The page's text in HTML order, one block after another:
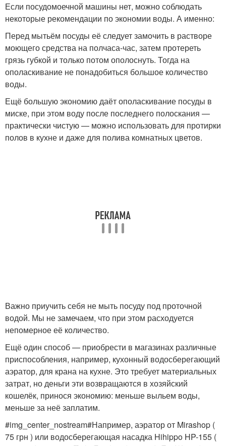
Если посудомоечной машины нет, можно соблюдать
некоторые рекомендации по экономии воды. А именно:
Перед мытьём посуды её следует замочить в растворе
моющего средства на полчаса-час, затем протереть
грязь губкой и только потом ополоснуть. Тогда на
ополаскивание не понадобиться большое количество
воды.
Ещё большую экономию даёт ополаскивание посуды в
миске, при этом воду после последнего полоскания —
практически чистую — можно использовать для протирки
полов в кухне и даже для полива комнатных цветов.
Важно приучить себя не мыть посуду под проточной
водой. Мы не замечаем, что при этом расходуется
непомерное её количество.
Ещё один способ — приобрести в магазинах различные
приспособления, например, кухонный водосберегающий
аэратор, для крана на кухне. Это требует материальных
затрат, но деньги эти возвращаются в хозяйский
кошелёк, принося экономию: меньше выльем воды,
меньше за неё заплатим.
#img_center_nostream#Например, аэратор от Mirashop (
75 грн ) или водосберегающая насадка Hihippo HP-155 (